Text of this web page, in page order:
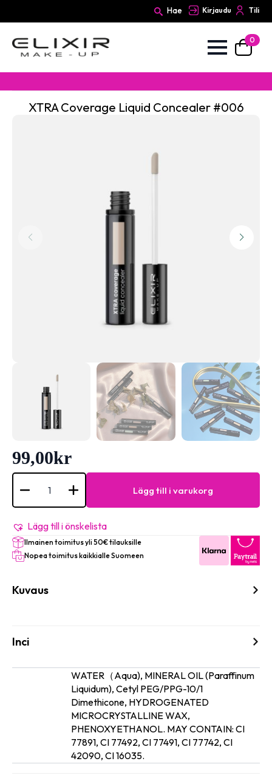
Hae Kirjaudu Tili
0
XTRA Coverage Liquid Concealer #006
99,00kr
XTRA
Coverage
Concealer
mängd
Lägg till i varukorg
Lägg till i önskelista
Ilmainen toimitus yli 50€ tilauksille
Nopea toimitus kaikkialle Suomeen
Kuvaus
Inci
WATER（Aqua), MINERAL OIL (Paraffinum
Liquidum), Cetyl PEG/PPG-10/1
Dimethicone, HYDROGENATED
MICROCRYSTALLINE WAX,
PHENOXYETHANOL. MAY CONTAIN: CI
77891, CI 77492, CI 77491, CI 77742, CI
42090, CI 16035.